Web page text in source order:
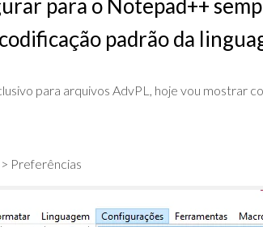
ADVPL
(OVERVIEW)
JAVA
PHP
para o Notepad++
codificação padrão da
para arquivos AdvPL, hoje vou mostrar
Preferências